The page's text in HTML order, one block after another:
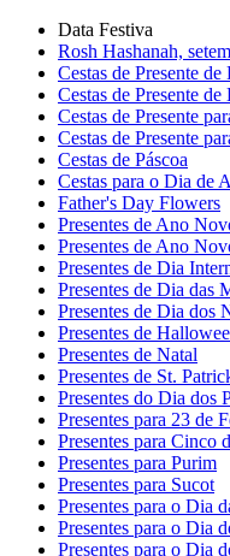
Data Festiva
Rosh Hashanah,
Cestas de Presente
Cestas de Presente de
Cestas de Presente
Cestas de Presente
Cestas de Páscoa
Cestas para o Dia de
Father's Day Flowers
Presentes de Ano
Presentes de Ano
Presentes de Dia
Presentes de Dia das
Presentes de Dia dos
Presentes de
Presentes de Natal
Presentes de St.
Presentes do Dia dos
Presentes para 23 de
Presentes para Cinco
Presentes para Purim
Presentes para Sucot
Presentes para o Dia
Presentes para o Dia
Presentes para o Dia